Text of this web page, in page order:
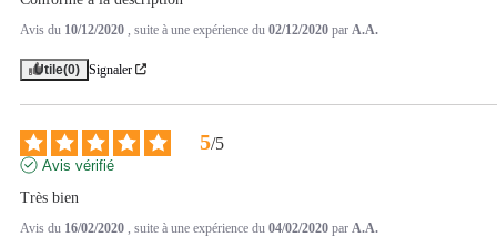
Avis du 10/12/2020 , suite à une expérience du 02/12/2020 par A.A.
Utile(0) Signaler
5/5
Avis vérifié
Très bien
Avis du 16/02/2020 , suite à une expérience du 04/02/2020 par A.A.